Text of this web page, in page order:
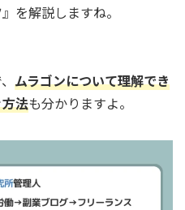
を解説しますね。
ムラゴンについて理解でき
法も分かりますよ。